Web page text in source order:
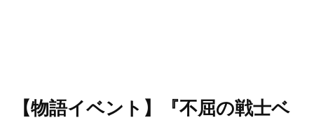
【物語イベント】『不屈の戦士ベ